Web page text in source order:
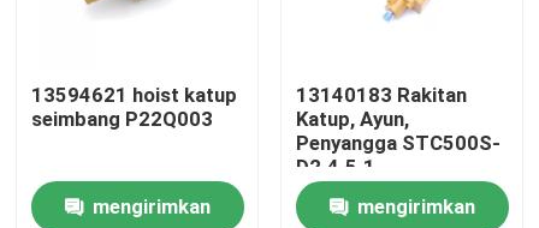
Kontrol kualitas
Hubungi kami
13594621 hoist katup
seimbang P22Q003
mengirimkan
13140183 Rakitan
Katup, Ayun,
Penyangga STC500S-
D2.4.5.1
mengirimkan